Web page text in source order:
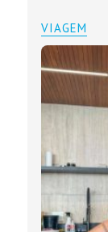
VIAGEM